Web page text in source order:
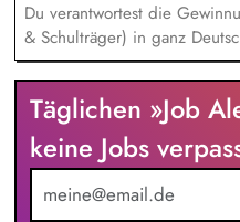
Du verantwortest die
& Schulträger) in ganz
Leadgenerierung bis zum
du sowohl mit selbst
qualifizierten Inbound-
Zyklus von rund zwei
uns auf Messen,
Bildungsbereich und trägst
Deutschland zu etablieren.
Täglichen »Job
keine Jobs